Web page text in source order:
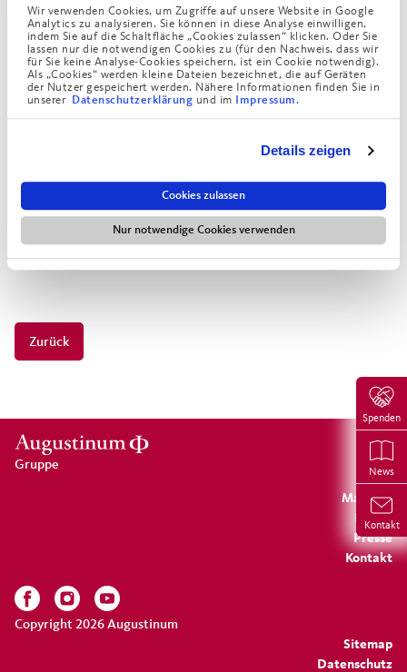
Wir verwenden Cookies, um Zugriffe auf unsere Website in Google
Analytics zu analysieren. Sie können in diese Analyse einwilligen,
indem Sie auf die Schaltfläche „Cookies zulassen“ klicken. Oder Sie
lassen nur die notwendigen Cookies zu (für den Nachweis, dass wir
für Sie keine Analyse-Cookies speichern, ist ein Cookie notwendig).
Als „Cookies“ werden kleine Dateien bezeichnet, die auf Geräten
der Nutzer gespeichert werden. Nähere Informationen finden Sie in
unserer Datenschutzerklärung und im Impressum.
Details zeigen
Cookies zulassen
Nur notwendige Cookies verwenden
Spenden
News
Kontakt
Die Münchner Augustinum Gruppe ist der neue Partner für
Kinder, Eltern und Mitarbeitende sowie für den Bezirk
Oberbayern als Kostenträger der Einrichtung. Bei einer
Feier in den Räumen der HPT wünschten der
stellvertretende Bezirkstagspräsident Michael Asam und
Matthias Heidler, den Mitarbeitenden einen guten Start
zum Wohle der betreuten Kinder und Jugendlichen. Martin
Fiechtner, Leiter der HPT Bad Tölz nahm die Wünsche
stellvertretend gern im Beisein von Helmut Roth, Bezirk
Zurück
Magazin
Forum
Presse
Kontakt
Gruppe
Sitemap
Datenschutz
Copyright 2026 Augustinum